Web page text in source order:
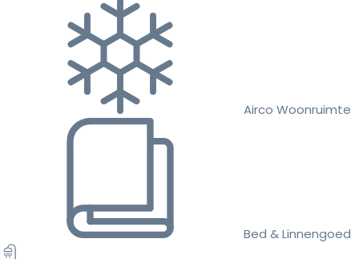
Airco Woonruimte
Bed & Linnengoed